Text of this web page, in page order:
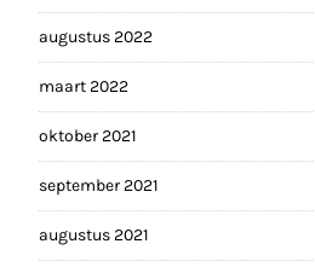
augustus 2022
maart 2022
oktober 2021
september 2021
augustus 2021